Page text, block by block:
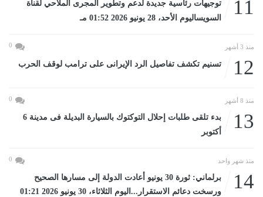
11
توجيهات رئاسية جديدة لدعم وتطوير المجرى الملاحي لقناة
السويساليوم الأحد، 28 يونيو 2026 01:52 مـ
منذ 3 أشهر 0
12 تسنيم تكشف تفاصيل الرد الإيرانى على ترامب لوقف الحرب
منذ 8 أشهر 0
13
بدء تلقى طلبات إحلال التوكتوك بالسيارة البديلة فى مدينة 6
أكتوبر
منذ شهر واحد 0
14
برلماني: ثورة 30 يونيو أعادت الدولة إلى مسارها الصحيح
ورسخت دعائم الاستقرار...اليوم الثلاثاء، 30 يونيو 2026 01:21